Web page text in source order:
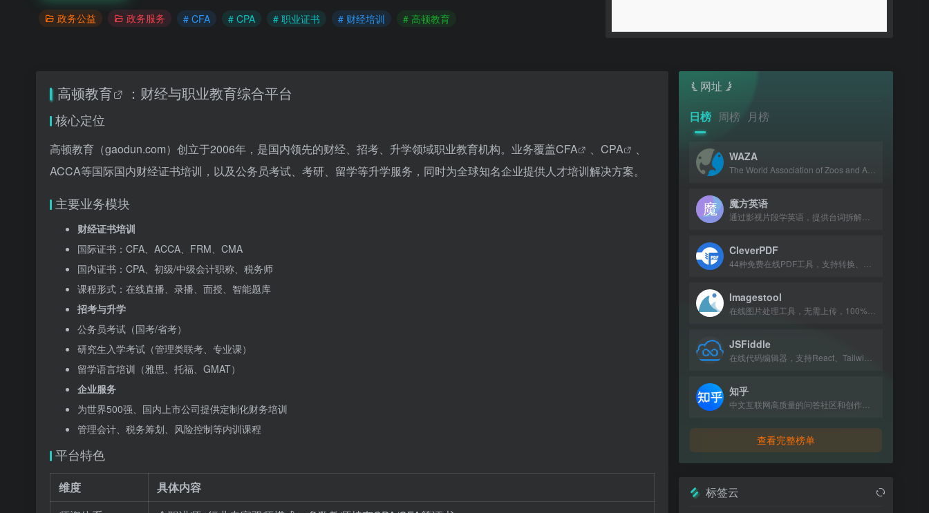
政务公益 政务服务 # CFA # CPA # 职业证书 # 财经培训 # 高顿教育
高顿教育 ：财经与职业教育综合平台
核心定位
高顿教育（gaodun.com）创立于2006年，是国内领先的财经、招考、升学领域职业教育机构。业务覆盖CFA 、 CPA
、
ACCA等国际国内财经证书培训，以及公务员考试、考研、留学等升学服务，同时为全球知名企业提供人才培训解决方案。
主要业务模块
财经证书培训
国际证书：CFA、ACCA、FRM、CMA
国内证书：CPA、初级/中级会计职称、税务师
课程形式：在线直播、录播、面授、智能题库
招考与升学
公务员考试（国考/省考）
研究生入学考试（管理类联考、专业课）
留学语言培训（雅思、托福、GMAT）
企业服务
为世界500强、国内上市公司提供定制化财务培训
管理会计、税务筹划、风险控制等内训课程
平台特色
维度
具体内容
网址
日榜 周榜 月榜
WAZA
魔方英语
CleverPDF
Imagestool
JSFiddle
知乎
查看完整榜单
标签云